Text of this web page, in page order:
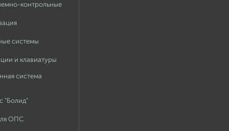
контрольные
системы
и клавиатуры
система
"Болид"
ОПС